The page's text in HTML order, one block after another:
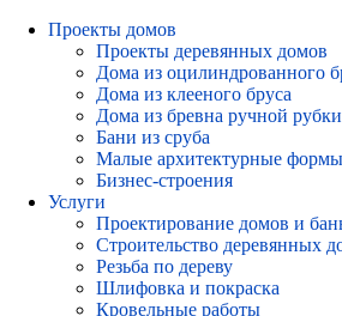
Проекты домов
Проекты деревянных домов
Дома из оцилиндрованного
Дома из клееного бруса
Дома из бревна ручной рубки
Бани из сруба
Малые архитектурные формы
Бизнес-строения
Услуги
Проектирование домов и
Строительство деревянных
Резьба по дереву
Шлифовка и покраска
Кровельные работы